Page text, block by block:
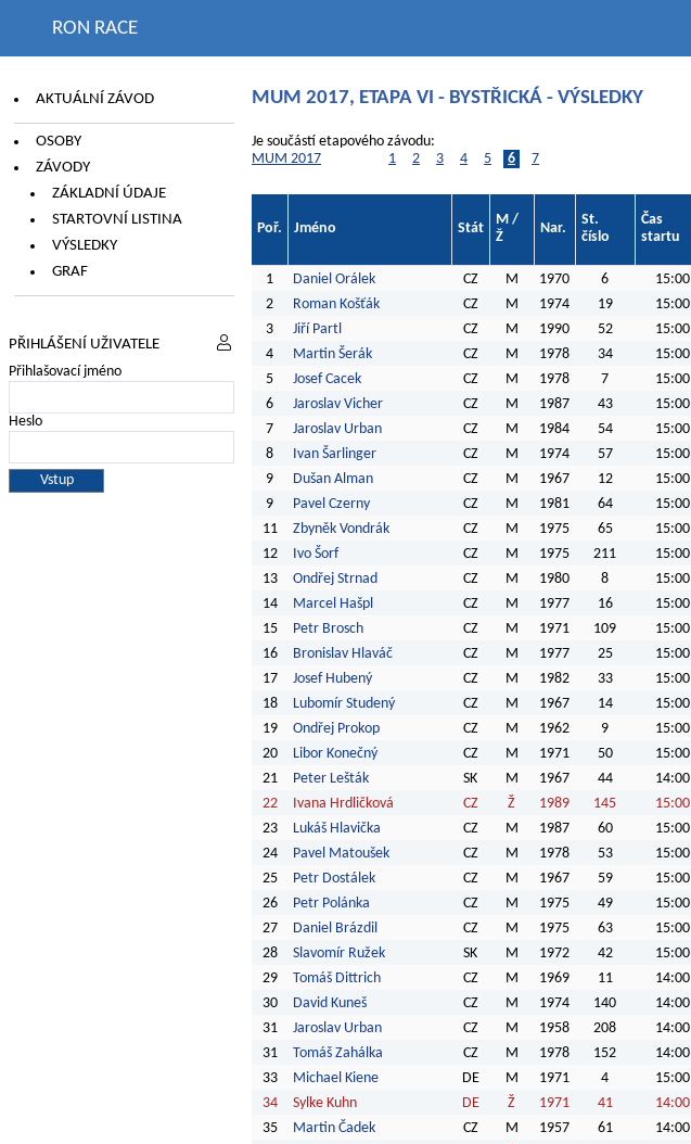
RON RACE
AKTUÁLNÍ ZÁVOD
OSOBY
ZÁVODY
ZÁKLADNÍ ÚDAJE
STARTOVNÍ LISTINA
VÝSLEDKY
GRAF
PŘIHLÁŠENÍ UŽIVATELE
Přihlašovací jméno
Heslo
MUM 2017, ETAPA VI - BYSTŘICKÁ - VÝSLEDKY
Je součástí etapového závodu:
MUM 2017
1 2 3 4 5 6
7
Poř. Jméno Stát
M /
Ž
Nar.
St.
číslo
Čas
startu
1
Daniel Orálek CZ M 1970 6 15:00
2
Roman Košťák CZ M 1974 19 15:00
3
Jiří Partl CZ M 1990 52 15:00
4
Martin Šerák CZ M 1978 34 15:00
5
Josef Cacek CZ M 1978 7 15:00
6
Jaroslav Vicher CZ M 1987 43 15:00
7
Jaroslav Urban CZ M 1984 54 15:00
8
Ivan Šarlinger CZ M 1974 57 15:00
9
Dušan Alman CZ M 1967 12 15:00
9
Pavel Czerny CZ M 1981 64 15:00
11
Zbyněk Vondrák CZ M 1975 65 15:00
12
Ivo Šorf CZ M 1975 211 15:00
13
Ondřej Strnad CZ M 1980 8 15:00
14
Marcel Hašpl CZ M 1977 16 15:00
15
Petr Brosch CZ M 1971 109 15:00
16
Bronislav Hlaváč CZ M 1977 25 15:00
17
Josef Hubený CZ M 1982 33 15:00
18
Lubomír Studený CZ M 1967 14 15:00
19
Ondřej Prokop CZ M 1962 9 15:00
20
Libor Konečný CZ M 1971 50 15:00
21
Peter Lešták SK M 1967 44 14:00
22
Ivana Hrdličková CZ Ž 1989 145 15:00
23
Lukáš Hlavička CZ M 1987 60 15:00
24
Pavel Matoušek CZ M 1978 53 15:00
25
Petr Dostálek CZ M 1967 59 15:00
26
Petr Polánka CZ M 1975 49 15:00
27
Daniel Brázdil CZ M 1975 63 15:00
28
Slavomír Ružek SK M 1972 42 15:00
29
Tomáš Dittrich CZ M 1969 11 14:00
30
David Kuneš CZ M 1974 140 14:00
31
Jaroslav Urban CZ M 1958 208 14:00
31
Tomáš Zahálka CZ M 1978 152 14:00
33
Michael Kiene DE M 1971 4 15:00
34
Sylke Kuhn DE Ž 1971 41 14:00
35
Martin Čadek CZ M 1957 61 14:00